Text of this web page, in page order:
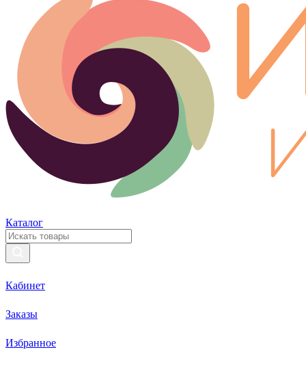
Каталог
Кабинет
Заказы
Избранное